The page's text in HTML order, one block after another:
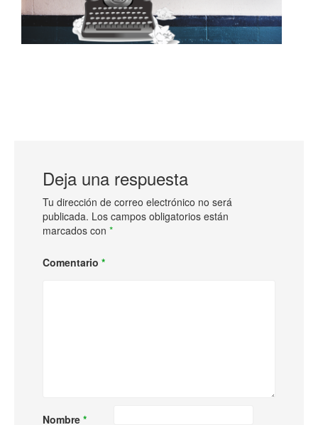
Deja una respuesta
Tu dirección de correo electrónico no será
publicada. Los campos obligatorios están
marcados con *
Comentario *
Nombre *